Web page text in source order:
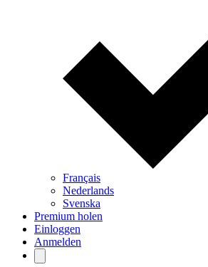
Français
Nederlands
Svenska
Premium holen
Einloggen
Anmelden